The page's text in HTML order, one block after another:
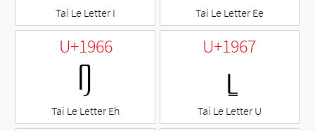
Tai Le Letter I Tai Le Letter Ee
U+1966
ᥦ
Tai Le Letter Eh
U+1967
ᥧ
Tai Le Letter U